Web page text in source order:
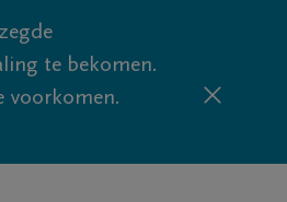
te bekomen.
voorkomen.